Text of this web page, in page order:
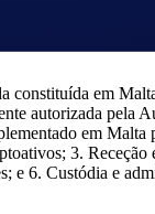
em
autorizada pela
em
3.
e 6. Custódia e